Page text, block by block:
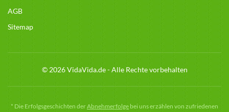
AGB
Sitemap
© 2026 VidaVida.de - Alle Rechte vorbehalten
* Die Erfolgsgeschichten derAbnehmerfolge bei uns erzählen von zufriedenen